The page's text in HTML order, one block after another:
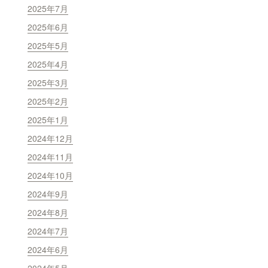
2025年7月
2025年6月
2025年5月
2025年4月
2025年3月
2025年2月
2025年1月
2024年12月
2024年11月
2024年10月
2024年9月
2024年8月
2024年7月
2024年6月